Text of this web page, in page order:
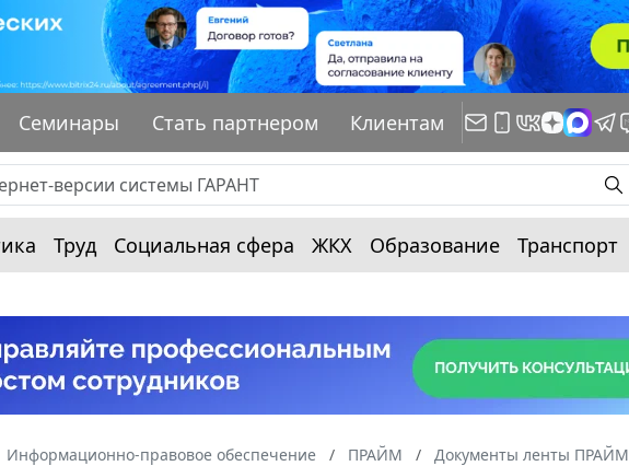
Семинары Стать партнером Клиентам
Труд Социальная сфера ЖКХ Образование Транспорт
Информационно-правовое обеспечение ПРАЙМ Документы ленты ПРАЙМ